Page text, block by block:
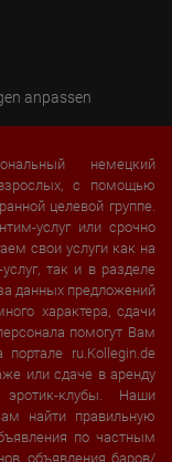
anpassen
немецкий
с помощью
целевой группе.
услуг или срочно
свои услуги как на
так и в разделе
данных предложений
характера, сдачи
помогут Вам
ru.Kollegin.de
или сдаче в аренду
клубы. Наши
найти правильную
по частным
, объявления баров/